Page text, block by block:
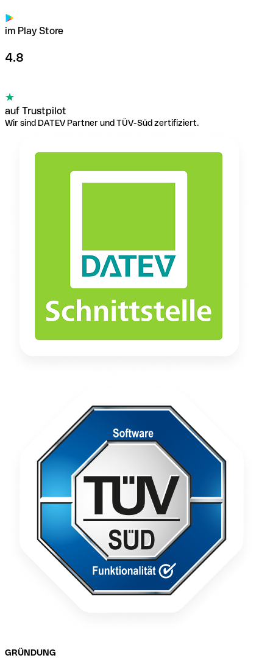
im Play Store
4.8
auf Trustpilot
Wir sind DATEV Partner und TÜV-Süd zertifiziert.
GRÜNDUNG